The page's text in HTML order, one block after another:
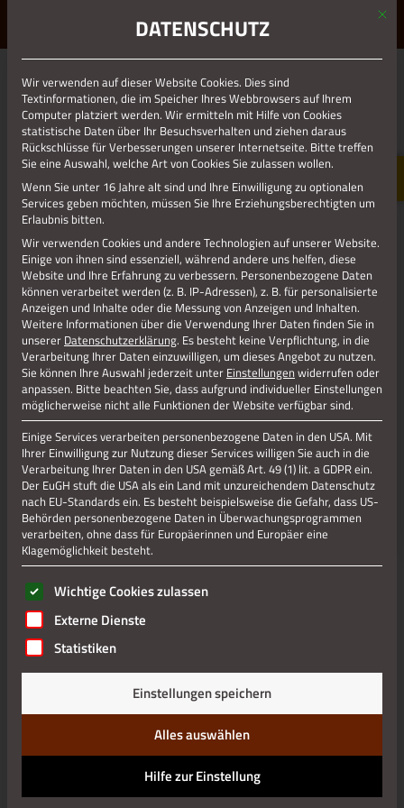
ERLEBE STOLBERG.ERLEBE DICH.
01.01.1970
CATWEAZLE FÜR LP
CATWEAZLE für LP
Jetzt teilen
Datenschutz
Impressum
Mit
DATENSCHUTZ
Wir verwenden auf dieser Website Cookies. Dies sind
Textinformationen, die im Speicher Ihres Webbrowsers auf Ihrem
Computer platziert werden. Wir ermitteln mit Hilfe von Cookies
statistische Daten über Ihr Besuchsverhalten und ziehen daraus
Rückschlüsse für Verbesserungen unserer Internetseite. Bitte treffen
Sie eine Auswahl, welche Art von Cookies Sie zulassen wollen.
Wenn Sie unter 16 Jahre alt sind und Ihre Einwilligung zu optionalen
Services geben möchten, müssen Sie Ihre Erziehungsberechtigten um
Erlaubnis bitten.
Wir verwenden Cookies und andere Technologien auf unserer Website.
Einige von ihnen sind essenziell, während andere uns helfen, diese
Website und Ihre Erfahrung zu verbessern. Personenbezogene Daten
können verarbeitet werden (z. B. IP-Adressen), z. B. für personalisierte
Anzeigen und Inhalte oder die Messung von Anzeigen und Inhalten.
Weitere Informationen über die Verwendung Ihrer Daten finden Sie in
unserer Datenschutzerklärung. Es besteht keine Verpflichtung, in die
Verarbeitung Ihrer Daten einzuwilligen, um dieses Angebot zu nutzen.
Sie können Ihre Auswahl jederzeit unter Einstellungen widerrufen oder
anpassen. Bitte beachten Sie, dass aufgrund individueller Einstellungen
möglicherweise nicht alle Funktionen der Website verfügbar sind.
Einige Services verarbeiten personenbezogene Daten in den USA. Mit
Ihrer Einwilligung zur Nutzung dieser Services willigen Sie auch in die
Verarbeitung Ihrer Daten in den USA gemäß Art. 49 (1) lit. a GDPR ein.
Der EuGH stuft die USA als ein Land mit unzureichendem Datenschutz
nach EU-Standards ein. Es besteht beispielsweise die Gefahr, dass US-
Behörden personenbezogene Daten in Überwachungsprogrammen
verarbeiten, ohne dass für Europäerinnen und Europäer eine
Klagemöglichkeit besteht.
Es folgt eine Liste der Service-Gruppen, für die eine
Wichtige Cookies zulassen
Externe Dienste
Statistiken
Einstellungen speichern
Alles auswählen
Hilfe zur Einstellung